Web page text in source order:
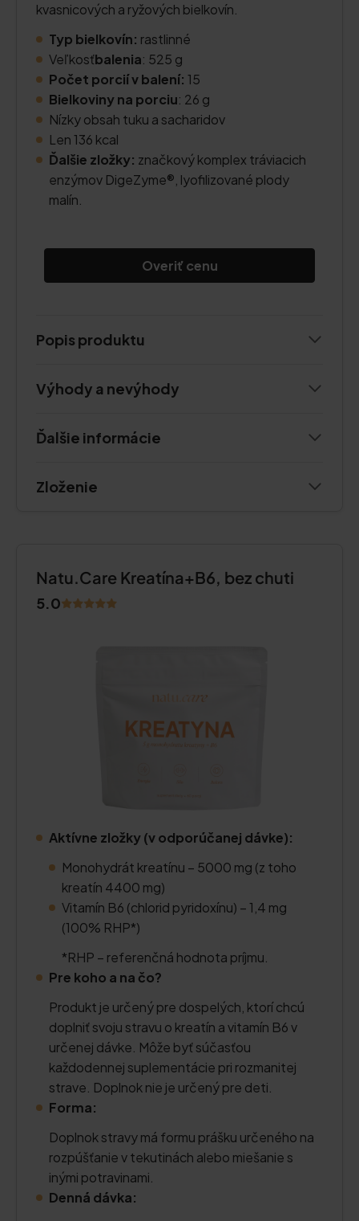
kvasnicových a ryžových bielkovín.
Typ bielkovín: rastlinné
Veľkosťbalenia: 525 g
Počet porcií v balení: 15
Bielkoviny na porciu: 26 g
Nízky obsah tuku a sacharidov
Len 136 kcal
Ďalšie zložky: značkový komplex tráviacich
enzýmov DigeZyme®, lyofilizované plody
malín.
Overiť cenu
Popis produktu
Výhody a nevýhody
Ďalšie informácie
Zloženie
Natu.Care Kreatína+B6, bez chuti
5.0
Aktívne zložky (v odporúčanej dávke):
Monohydrát kreatínu – 5000 mg (z toho
kreatín 4400 mg)
Vitamín B6 (chlorid pyridoxínu) – 1,4 mg
(100% RHP*)
*RHP – referenčná hodnota príjmu.
Pre koho a na čo?
Produkt je určený pre dospelých, ktorí chcú
doplniť svoju stravu o kreatín a vitamín B6 v
určenej dávke. Môže byť súčasťou
každodennej suplementácie pri rozmanitej
strave. Doplnok nie je určený pre deti.
Forma:
Doplnok stravy má formu prášku určeného na
rozpúšťanie v tekutinách alebo miešanie s
inými potravinami.
Denná dávka: